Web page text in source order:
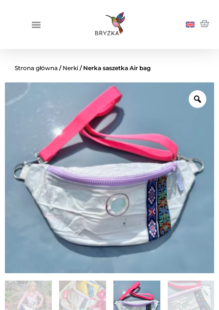
Strona główna / Nerki / Nerka saszetka Air bag